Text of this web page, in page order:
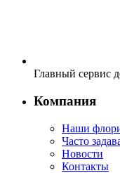
Главный сервис
Компания
Наши
Часто
Новости
Контакты